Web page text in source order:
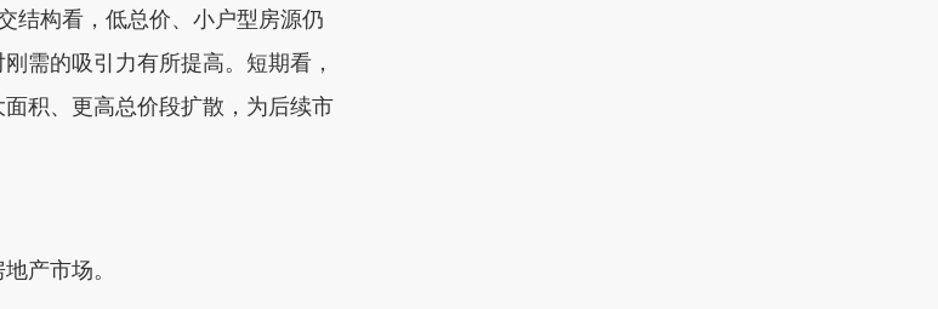
结构看，低总价、小户型房源仍
需的吸引力有所提高。短期看，
积、更高总价段扩散，为后续市
产市场。